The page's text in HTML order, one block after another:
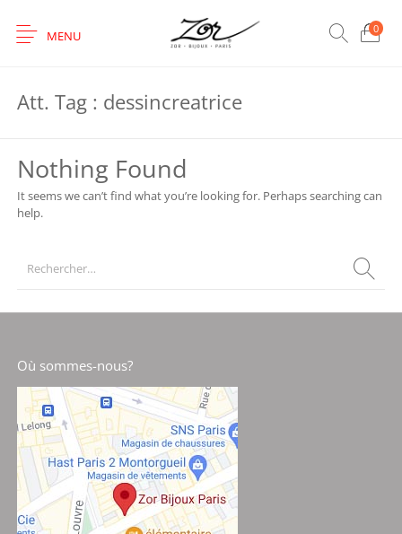
MENU 0
Att. Tag : dessincreatrice
Nothing Found
It seems we can’t find what you’re looking for. Perhaps searching can
help.
Où sommes-nous?